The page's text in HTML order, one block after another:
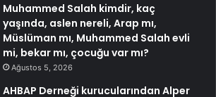
Muhammed Salah kimdir, kaç
yaşında, aslen nereli, Arap mı,
Müslüman mı, Muhammed Salah evli
mi, bekar mı, çocuğu var mı?
Ağustos 5, 2026
AHBAP Derneği kurucularından Alper